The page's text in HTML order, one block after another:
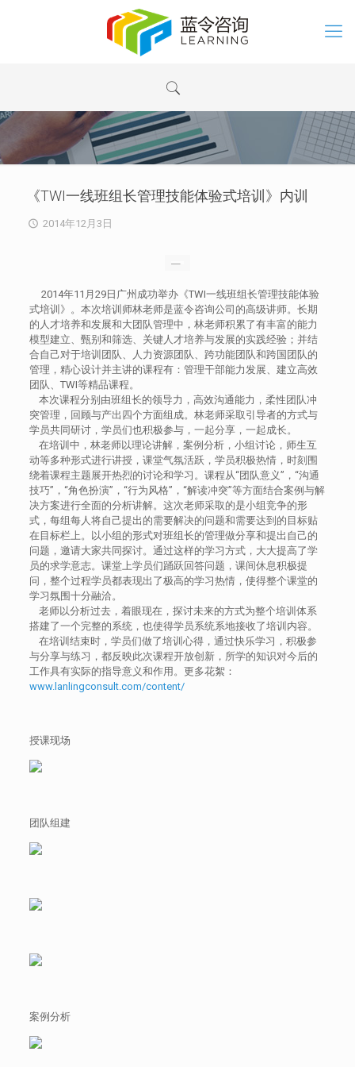
《TWI一线班组长管理技能体验式培训》内训
2014年12月3日
2014年11月29日广州成功举办《TWI一线班组长管理技能体验
式培训》。本次培训师林老师是蓝令咨询公司的高级讲师。长期
的人才培养和发展和大团队管理中，林老师积累了有丰富的能力
模型建立、甄别和筛选、关键人才培养与发展的实践经验；并结
合自己对于培训团队、人力资源团队、跨功能团队和跨国团队的
管理，精心设计并主讲的课程有：管理干部能力发展、建立高效
团队、TWI等精品课程。
本次课程分别由班组长的领导力，高效沟通能力，柔性团队冲
突管理，回顾与产出四个方面组成。林老师采取引导者的方式与
学员共同研讨，学员们也积极参与，一起分享，一起成长。
在培训中，林老师以理论讲解，案例分析，小组讨论，师生互
动等多种形式进行讲授，课堂气氛活跃，学员积极热情，时刻围
绕着课程主题展开热烈的讨论和学习。课程从“团队意义”，“沟通
技巧”，“角色扮演”，“行为风格”，“解读冲突”等方面结合案例与解
决方案进行全面的分析讲解。这次老师采取的是小组竞争的形
式，每组每人将自己提出的需要解决的问题和需要达到的目标贴
在目标栏上。以小组的形式对班组长的管理做分享和提出自己的
问题，邀请大家共同探讨。通过这样的学习方式，大大提高了学
员的求学意志。课堂上学员们踊跃回答问题，课间休息积极提
问，整个过程学员都表现出了极高的学习热情，使得整个课堂的
学习氛围十分融洽。
老师以分析过去，着眼现在，探讨未来的方式为整个培训体系
搭建了一个完整的系统，也使得学员系统系地接收了培训内容。
在培训结束时，学员们做了培训心得，通过快乐学习，积极参
与分享与练习，都反映此次课程开放创新，所学的知识对今后的
工作具有实际的指导意义和作用。更多花絮：
www.lanlingconsult.com/content/
授课现场
团队组建
案例分析